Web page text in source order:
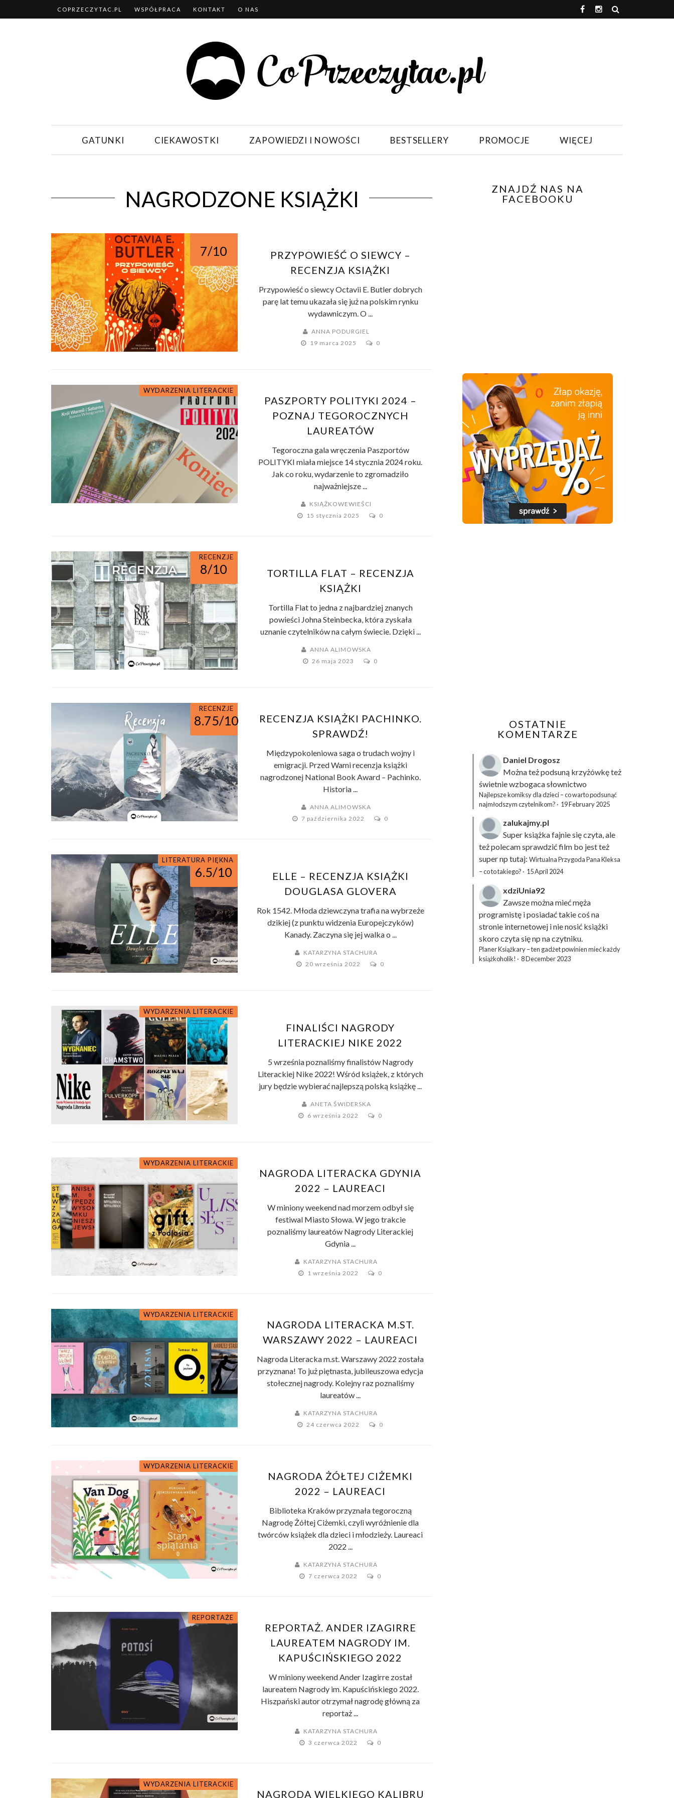
COPRZECZYTAC.PL WSPÓŁPRACA KONTAKT O NAS
GATUNKI CIEKAWOSTKI ZAPOWIEDZI I NOWOŚCI BESTSELLERY PROMOCJE WIĘCEJ
NAGRODZONE KSIĄŻKI
7/10
PRZYPOWIEŚĆ O SIEWCY –
RECENZJA KSIĄŻKI
Przypowieść o siewcy Octavii E. Butler dobrych
parę lat temu ukazała się już na polskim rynku
wydawniczym. O ...
ANNA PODURGIEL
19 marca 2025
0
WYDARZENIA LITERACKIE
PASZPORTY POLITYKI 2024 –
POZNAJ TEGOROCZNYCH
LAUREATÓW
Tegoroczna gala wręczenia Paszportów
POLITYKI miała miejsce 14 stycznia 2024 roku.
Jak co roku, wydarzenie to zgromadziło
najważniejsze ...
KSIĄŻKOWEWIEŚCI
15 stycznia 2025
0
RECENZJE
8/10
TORTILLA FLAT – RECENZJA
KSIĄŻKI
Tortilla Flat to jedna z najbardziej znanych
powieści Johna Steinbecka, która zyskała
uznanie czytelników na całym świecie. Dzięki ...
ANNA ALIMOWSKA
26 maja 2023
0
RECENZJE
8.75/10
RECENZJA KSIĄŻKI PACHINKO.
SPRAWDŹ!
Międzypokoleniowa saga o trudach wojny i
emigracji. Przed Wami recenzja książki
nagrodzonej National Book Award – Pachinko.
Historia ...
ANNA ALIMOWSKA
7 października 2022
0
LITERATURA PIĘKNA
6.5/10
ELLE – RECENZJA KSIĄŻKI
DOUGLASA GLOVERA
Rok 1542. Młoda dziewczyna trafia na wybrzeże
dzikiej (z punktu widzenia Europejczyków)
Kanady. Zaczyna się jej walka o ...
KATARZYNA STACHURA
20 września 2022
0
WYDARZENIA LITERACKIE
FINALIŚCI NAGRODY
LITERACKIEJ NIKE 2022
5 września poznaliśmy finalistów Nagrody
Literackiej Nike 2022! Wśród książek, z których
jury będzie wybierać najlepszą polską książkę ...
ANETA ŚWIDERSKA
6 września 2022
0
WYDARZENIA LITERACKIE
NAGRODA LITERACKA GDYNIA
2022 – LAUREACI
W miniony weekend nad morzem odbył się
festiwal Miasto Słowa. W jego trakcie
poznaliśmy laureatów Nagrody Literackiej
Gdynia ...
KATARZYNA STACHURA
1 września 2022
0
WYDARZENIA LITERACKIE
NAGRODA LITERACKA M.ST.
WARSZAWY 2022 – LAUREACI
Nagroda Literacka m.st. Warszawy 2022 została
przyznana! To już piętnasta, jubileuszowa edycja
stołecznej nagrody. Kolejny raz poznaliśmy
laureatów ...
KATARZYNA STACHURA
24 czerwca 2022
0
WYDARZENIA LITERACKIE
NAGRODA ŻÓŁTEJ CIŻEMKI
2022 – LAUREACI
Biblioteka Kraków przyznała tegoroczną
Nagrodę Żółtej Ciżemki, czyli wyróżnienie dla
twórców książek dla dzieci i młodzieży. Laureaci
2022 ...
KATARZYNA STACHURA
7 czerwca 2022
0
REPORTAŻE
REPORTAŻ. ANDER IZAGIRRE
LAUREATEM NAGRODY IM.
KAPUŚCIŃSKIEGO 2022
W miniony weekend Ander Izagirre został
laureatem Nagrody im. Kapuścińskiego 2022.
Hiszpański autor otrzymał nagrodę główną za
reportaż ...
KATARZYNA STACHURA
3 czerwca 2022
0
WYDARZENIA LITERACKIE
NAGRODA WIELKIEGO KALIBRU
ZNAJDŹ NAS NA
FACEBOOKU
OSTATNIE
KOMENTARZE
Daniel Drogosz
Można też podsuną krzyżówkęteż
świetnie wzbogaca słownictwo
Najlepsze komiksy dla dzieci – co warto podsunąć
najmłodszym czytelnikom? · 19 February 2025
zalukajmy.pl
Super książka fajnie się czyta, ale
też polecam sprawdzić film bo jest też
super np tutaj: Wirtualna Przygoda Pana Kleksa
– co to takiego? · 15 April 2024
xdziUnia92
Zawsze można mieć męża
programistę i posiadać takie coś na
stronie internetowej i nie nosić książki
skoro czyta się np na czytniku.
Planer Książkary – ten gadżet powinien mieć każdy
książkoholik! · 8 December 2023